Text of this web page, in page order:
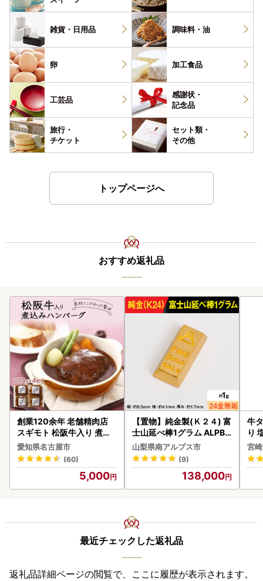
雑貨・ 日用品 調味料・ 油
卵 加工食品
工芸品
感謝状・
記念品
旅行・
チケット
セット類・
その他
トップページへ
おすすめ返礼品
創業120余年 老舗精肉店
スギモト 松阪牛入り 煮込
み ハンバーグ 110g×4枚
惣菜 お取り寄せ グルメ ハ
ンバーグ 冷凍
愛知県名古屋市
(60)
5,000
【置物】純金製(Ｋ２４) 富
士山延べ棒1グラム ALPBK
180
山梨県南アルプス市
(9)
138,000
牛
り
宮
最近チェックした返礼品
返礼品詳細ページの閲覧で、ここに履歴が表示されます。